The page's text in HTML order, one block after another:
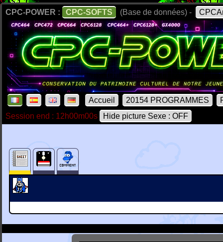
CPC-POWER : CPC-SOFTS (Base de données) -
Accueil 20154 PROGRAMMES
Session end : 12h00m00s
Hide picture Sexe : OFF